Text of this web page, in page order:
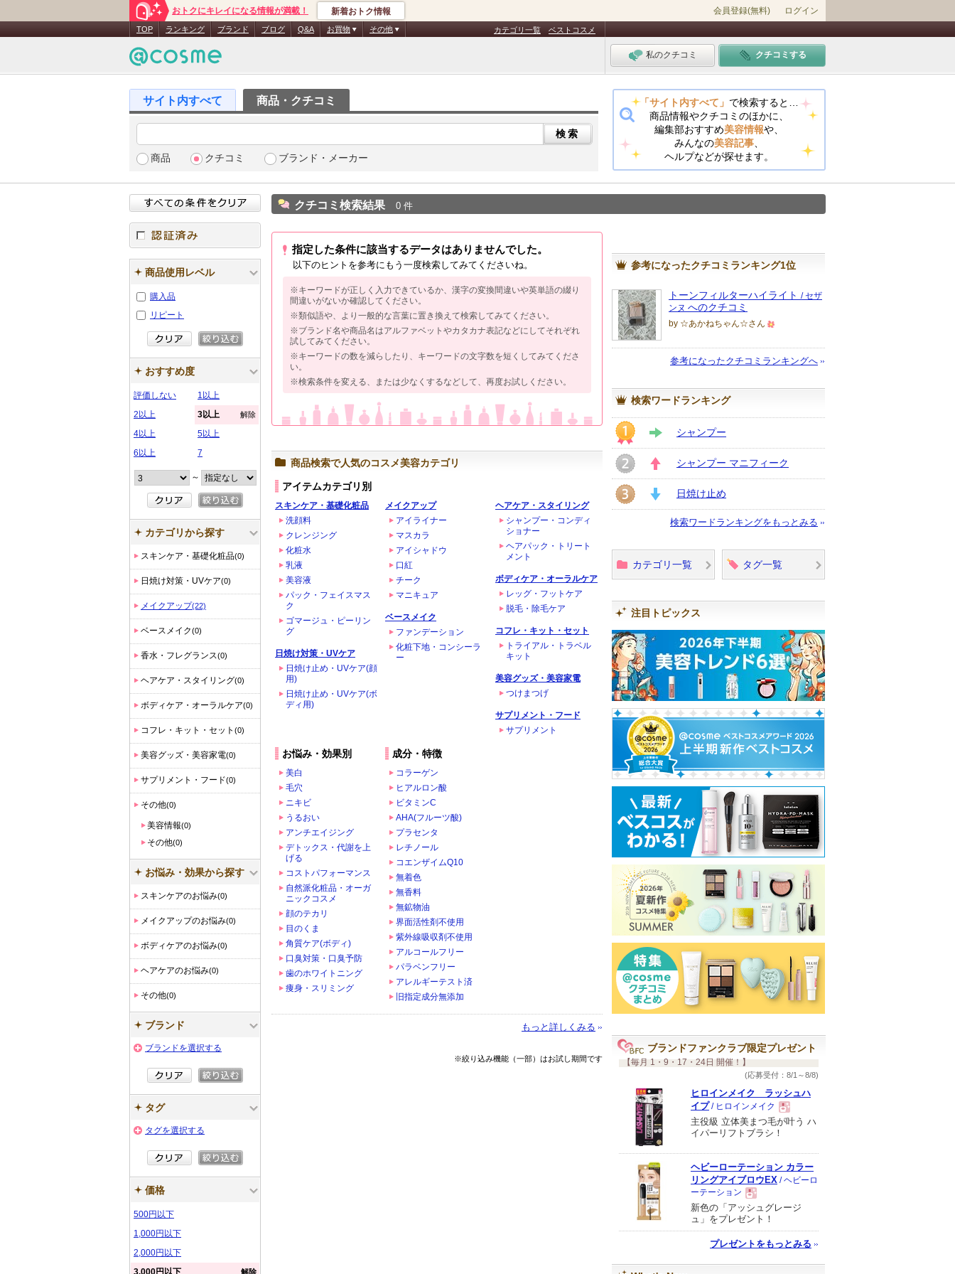
おトクにキレイになる情報が満載！ 新着おトク情報 会員登録(無料) ログイン
TOP ランキング ブランド ブログ Q&A お買物 その他 カテゴリ一覧 ベストコスメ
私のクチコミ クチコミする
商品・クチコミ
商品 クチコミ ブランド・メーカー
「サイト内すべて」 で検索すると…
商品情報やクチコミのほかに、
編集部おすすめ美容情報や、
みんなの美容記事
ヘルプなどが探せます。
クチコミ検索結果 0 件
指定した条件に該当するデータはありませんでした。
以下のヒントを参考にもう一度検索してみてくださいね。
※キーワードが正しく入力できているか、漢字の変換間違いや英単語の綴り
間違いがないか確認してください。
※類似語や、より一般的な言葉に置き換えて検索してみてください。
※ブランド名や商品名はアルファベットやカタカナ表記などにしてそれぞれ
試してみてください。
※キーワードの数を減らしたり、キーワードの文字数を短くしてみてくださ
い。
※検索条件を変える、または少なくするなどして、再度お試しください。
商品検索で人気のコスメ美容カテゴリ
アイテムカテゴリ別
スキンケア・基礎化粧品
洗顔料
クレンジング
化粧水
乳液
美容液
パック・フェイスマス
ク
ゴマージュ・ピーリン
グ
日焼け対策・UVケア
日焼け止め・UVケア(顔
用)
日焼け止め・UVケア(ボ
ディ用)
メイクアップ
アイライナー
マスカラ
アイシャドウ
口紅
チーク
マニキュア
ベースメイク
ファンデーション
化粧下地・コンシーラ
ー
ヘアケア・スタイリング
シャンプー・コンディ
ショナー
ヘアパック・トリート
メント
ボディケア・オーラルケア
レッグ・フットケア
脱毛・除毛ケア
コフレ・キット・セット
トライアル・トラベル
キット
美容グッズ・美容家電
つけまつげ
サプリメント・フード
サプリメント
お悩み・効果別
美白
毛穴
ニキビ
うるおい
アンチエイジング
デトックス・代謝を上
げる
コストパフォーマンス
自然派化粧品・オーガ
ニックコスメ
顔のテカリ
目のくま
角質ケア(ボディ)
口臭対策・口臭予防
歯のホワイトニング
痩身・スリミング
成分・特徴
コラーゲン
ヒアルロン酸
ビタミンC
AHA(フルーツ酸)
プラセンタ
レチノール
コエンザイムQ10
無着色
無香料
無鉱物油
界面活性剤不使用
紫外線吸収剤不使用
アルコールフリー
パラベンフリー
アレルギーテスト済
旧指定成分無添加
もっと詳しくみる
※絞り込み機能（一部）はお試し期間です
参考になったクチコミランキング1位
トーンフィルターハイライト / セザ
ンヌ へのクチコミ
by ☆あかねちゃん☆さん
上
メ
気
て
い
ま
す
参考になったクチコミランキングへ
検索ワードランキング
1 STAY
シャンプー
2 UP
シャンプー マニフィーク
3 DOWN
日焼け止め
検索ワードランキングをもっとみる
カテゴリ一覧 タグ一覧
注目トピックス
ブランドファンクラブ限定プレゼント
【毎月 1・9・17・24日 開催！】
(応募受付：8/1～8/8)
ヒロインメイク ラッシュハ
イプ/ ヒロインメイク
現
品
主役級 立体美まつ毛が叶う ハ
イパーリフトブラシ！
ヘビーローテーション カラー
リングアイブロウEX / ヘビーロ
ーテーション
現
品
新色の「アッシュグレージ
ュ」をプレゼント！
プレゼントをもっとみる
認証済み
商品使用レベル
購入品
リピート
おすすめ度
評価しない
1以上
2以上
3以上 解除
4以上
5以上
6以上
7
～
カテゴリから探す
スキンケア・基礎化粧品(0)
日焼け対策・UVケア(0)
メイクアップ(22)
ベースメイク(0)
香水・フレグランス(0)
ヘアケア・スタイリング(0)
ボディケア・オーラルケア(0)
コフレ・キット・セット (0)
美容グッズ・美容家電(0)
サプリメント・フード(0)
その他(0)
美容情報(0)
その他(0)
お悩み・効果から探す
スキンケアのお悩み(0)
メイクアップのお悩み(0)
ボディケアのお悩み(0)
ヘアケアのお悩み(0)
その他(0)
ブランド
ブランドを選択する
タグ
タグを選択する
価格
500円以下
1,000円以下
2,000円以下
3,000円以下
解除